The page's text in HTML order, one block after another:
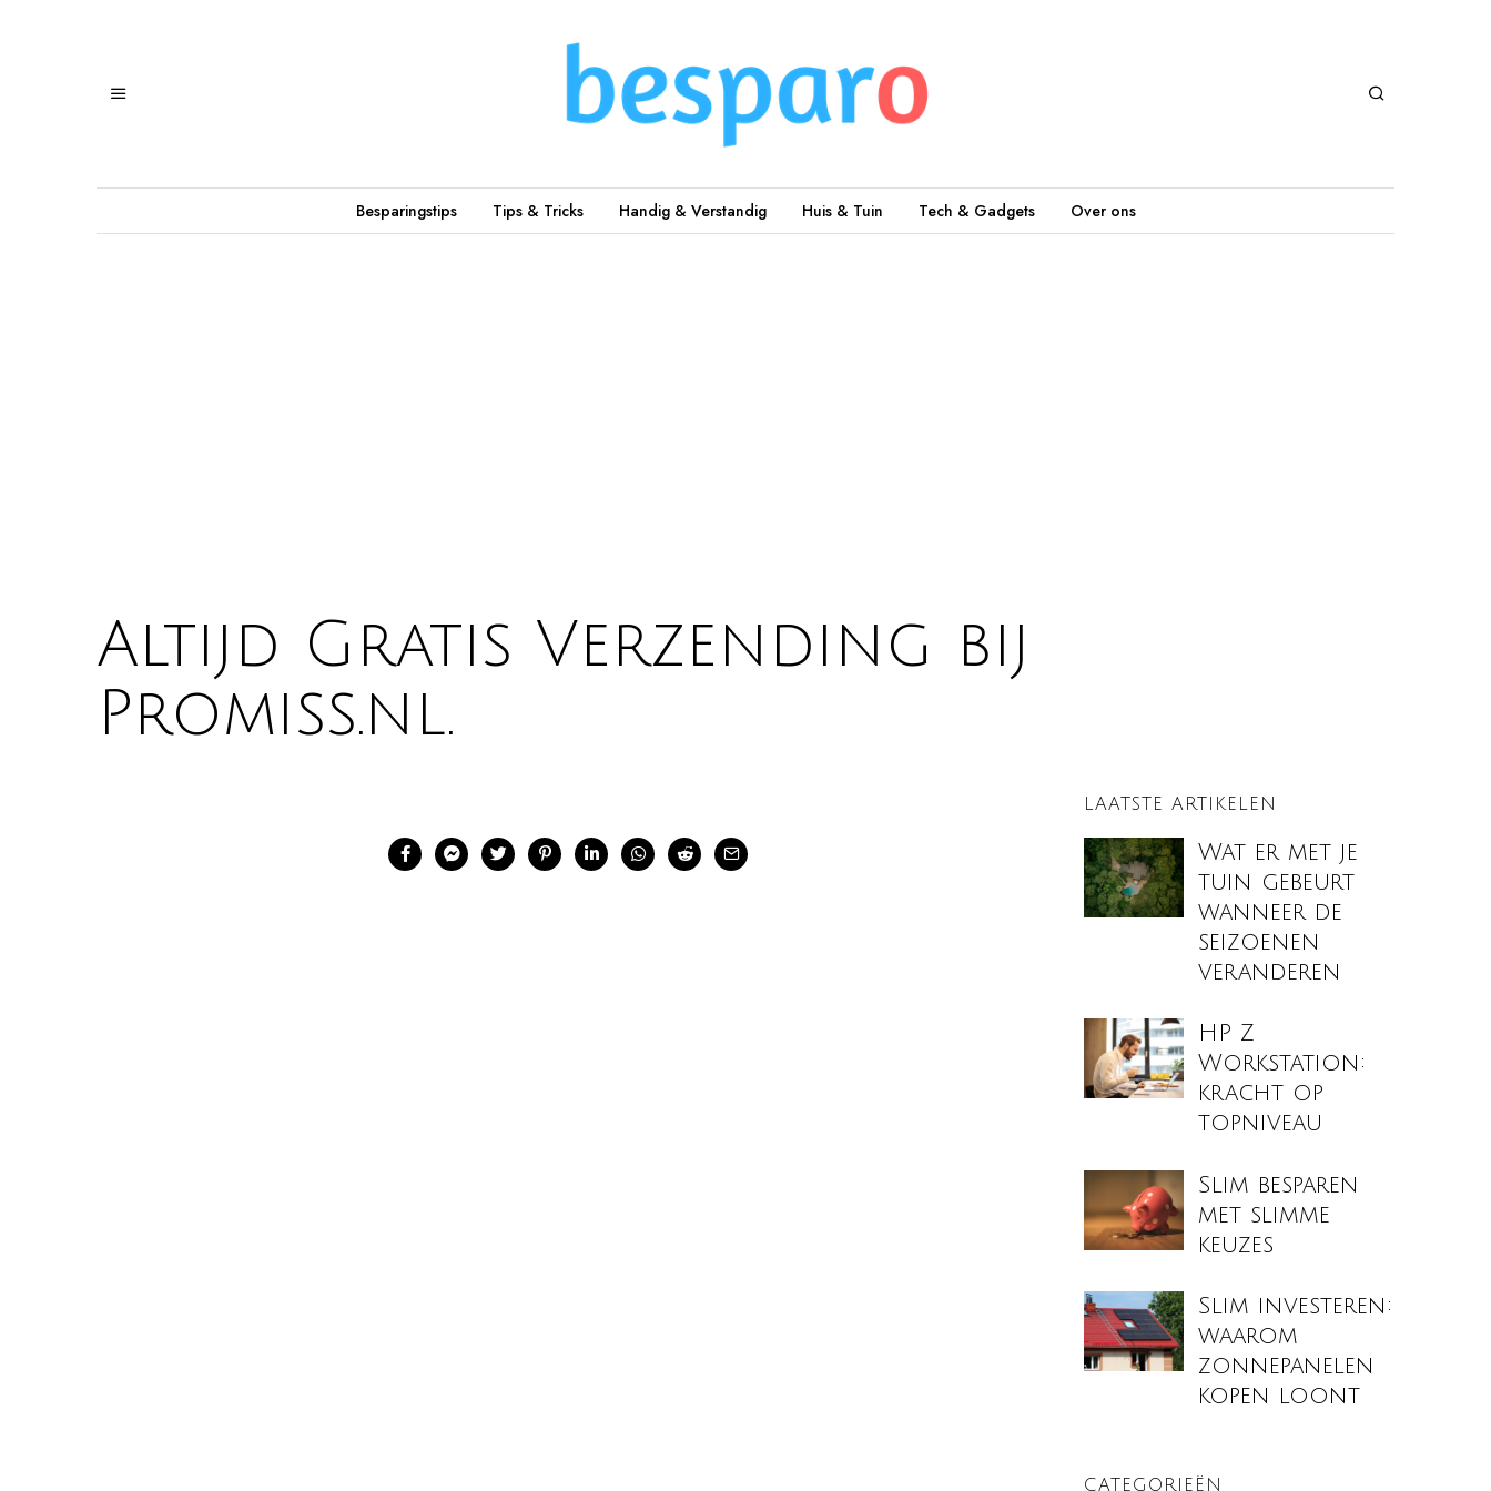
Besparingstips Tips & Tricks Handig & Verstandig Huis & Tuin Tech & Gadgets Over ons
Altijd Gratis Verzending bij
Promiss.nl.
LAATSTE ARTIKELEN
Wat er met je
tuin gebeurt
wanneer de
seizoenen
veranderen
HP Z
Workstation:
kracht op
topniveau
Slim besparen
met slimme
keuzes
Slim investeren:
waarom
zonnepanelen
kopen loont
CATEGORIEËN